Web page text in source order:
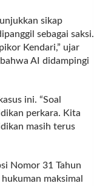
sikap
sebagai saksi.
Kendari,” ujar
AI didampingi
ini. “Soal
perkara. Kita
masih terus
Nomor 31 Tahun
maksimal